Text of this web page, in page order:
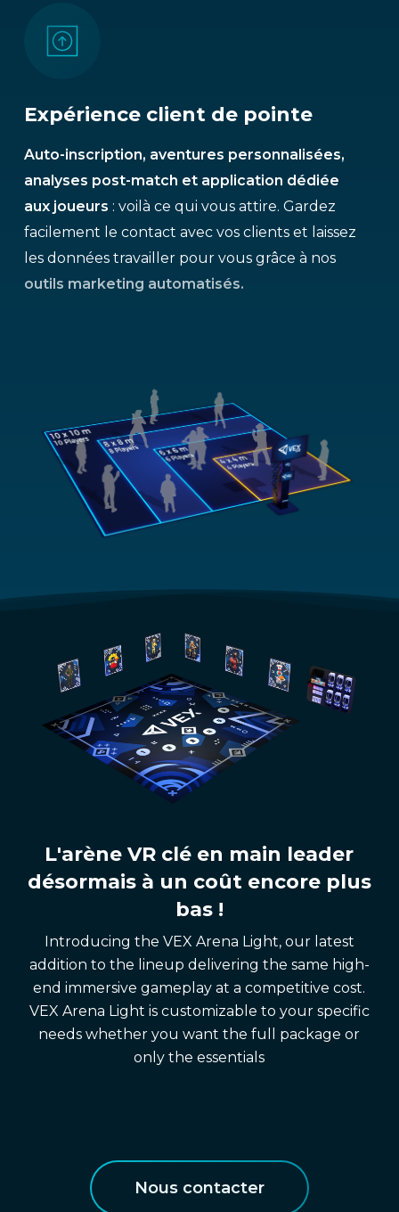
Expérience client de pointe
Auto-inscription, aventures personnalisées,
analyses post-match et application dédiée
aux joueurs : voilà ce qui vous attire. Gardez
facilement le contact avec vos clients et laissez
les données travailler pour vous grâce à nos
outils marketing automatisés.
L'arène VR clé en main leader
désormais à un coût encore plus
bas !
Introducing the VEX Arena Light, our latest
addition to the lineup delivering the same high-
end immersive gameplay at a competitive cost.
VEX Arena Light is customizable to your specific
needs whether you want the full package or
only the essentials
Nous contacter